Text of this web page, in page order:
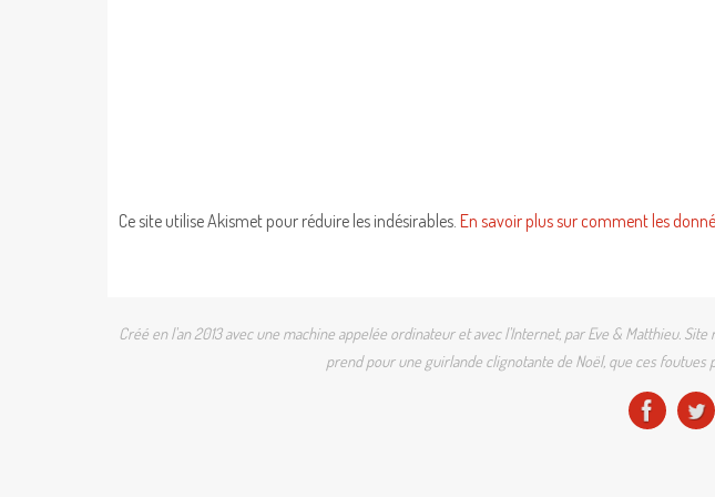
Ce site utilise Akismet pour réduire les indésirables. En savoir plus sur comment les
Créé en l'an 2013 avec une machine appelée ordinateur et avec l'Internet, par Eve & Matthieu.
prend pour une guirlande clignotante de Noël, que ces